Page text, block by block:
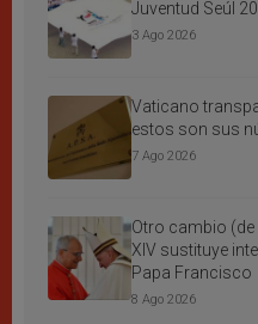
Juventud Seúl
3 Ago 2026
Vaticano
estos son sus
7 Ago 2026
Otro cambio
XIV sustituye
Papa Francisco
8 Ago 2026